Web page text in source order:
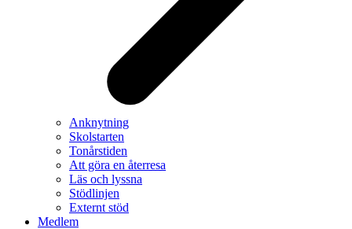
Anknytning
Skolstarten
Tonårstiden
Att göra en återresa
Läs och lyssna
Stödlinjen
Externt stöd
Medlem